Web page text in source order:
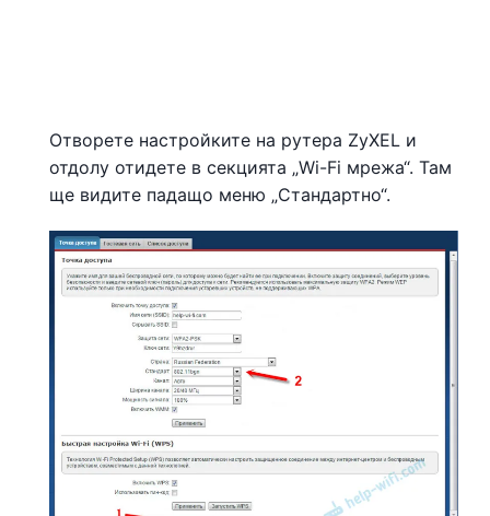
Отворете настройките на рутера ZyXEL и
отдолу отидете в секцията „Wi-Fi мрежа“. Там
ще видите падащо меню „Стандартно“.